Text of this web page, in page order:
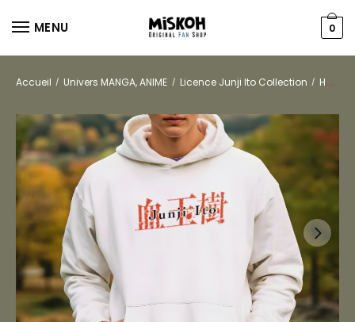
MENU 0
Accueil / Univers MANGA, ANIME / Licence Junji Ito Collection / Hommes